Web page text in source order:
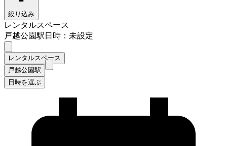
絞り込み
レンタルスペース
戸越公園駅日時：未設定
レンタルスペース
戸越公園駅
日時を選ぶ